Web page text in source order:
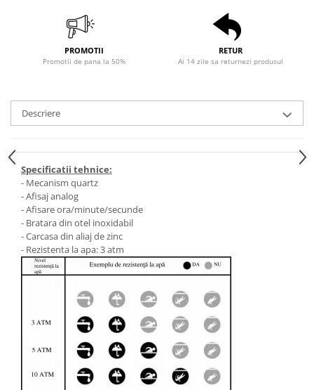
PROMOTII
Promotii de pana la 50%
RETUR
Ai 14 zile sa returnezi produsul
Descriere
Specificatii tehnice:
- Mecanism quartz
- Afisaj analog
- Afisare ora/minute/secunde
- Bratara din otel inoxidabil
- Carcasa din aliaj de zinc
- Rezistenta la apa: 3 atm